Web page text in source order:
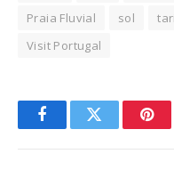
Praia Fluvial
sol
Visit Portugal
FacebookTwitter